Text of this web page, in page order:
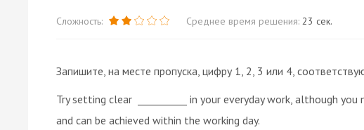
Сложность: Среднее время решения: 23 сек.
Запишите, на месте пропуска, цифру 1, 2, 3 или 4,
Try setting clear __________ in your everyday work, although
and can be achieved within the working day.